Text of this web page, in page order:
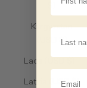
Kyrgyzstan
(USD $)
Laos (USD $)
Latvia (USD $)
Last Name
Email